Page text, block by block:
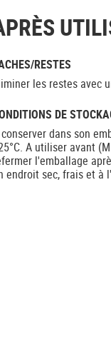
RESTES
les restes avec
DE
dans son
A utiliser avant
l'emballage
endroit sec, frais et à